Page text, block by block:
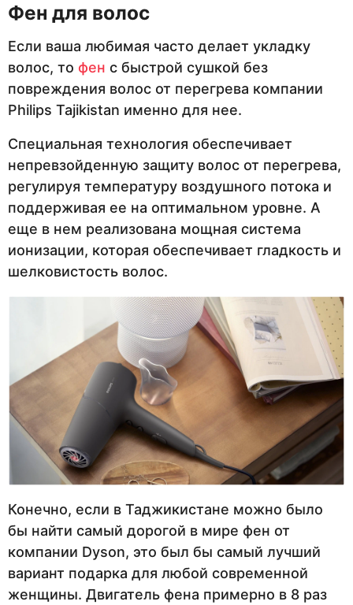
Фен для волос
Если ваша любимая часто делает укладку
волос, то фен с быстрой сушкой без
повреждения волос от перегрева компании
Philips Tajikistan именно для нее.
Специальная технология обеспечивает
непревзойденную защиту волос от перегрева,
регулируя температуру воздушного потока и
поддерживая ее на оптимальном уровне. А
еще в нем реализована мощная система
ионизации, которая обеспечивает гладкость и
шелковистость волос.
Конечно, если в Таджикистане можно было
бы найти самый дорогой в мире фен от
компании Dyson, это был бы самый лучший
вариант подарка для любой современной
женщины. Двигатель фена примерно в 8 раз